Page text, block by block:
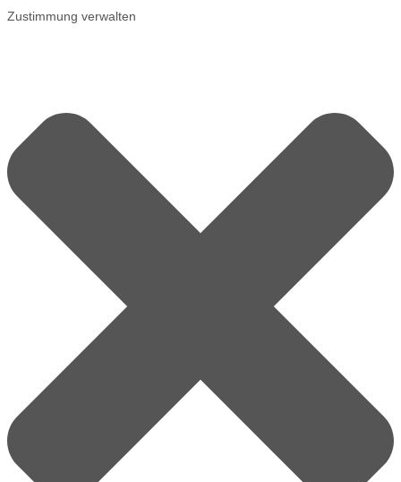
Zustimmung verwalten